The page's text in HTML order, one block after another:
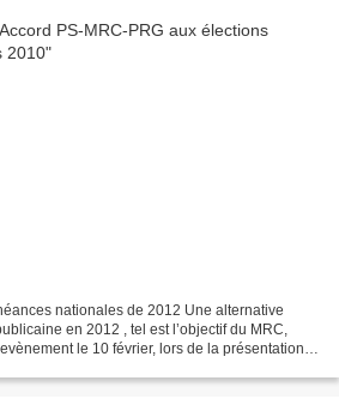
nationales de 2012 Une alternative
en 2012 , tel est l’objectif du MRC,
le 10 février, lors de la présentation à